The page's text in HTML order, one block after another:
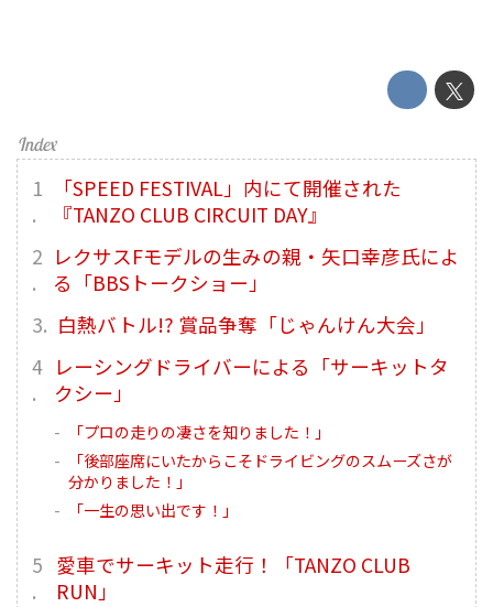
「SPEED FESTIVAL」内にて開催された
『TANZO CLUB CIRCUIT DAY』
レクサスFモデルの生みの親・矢口幸彦氏によ
る「BBSトークショー」
白熱バトル!? 賞品争奪「じゃんけん大会」
レーシングドライバーによる「サーキットタ
クシー」
「プロの走りの凄さを知りました！」
「後部座席にいたからこそドライビングのスムーズさが
分かりました！」
「一生の思い出です！」
愛車でサーキット走行！「TANZO CLUB
RUN」